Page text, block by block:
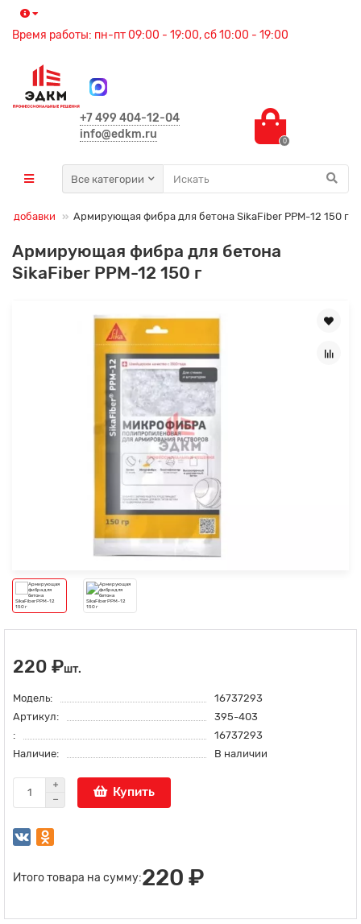
Время работы: пн-пт 09:00 - 19:00, сб 10:00 - 19:00
+7 499 404-12-04
info@edkm.ru
0
Все категории
добавки Армирующая фибра для бетона SikaFiber PPM-12 150 г
Армирующая фибра для бетона
SikaFiber PPM-12 150 г
220 ₽шт.
Модель:
16737293
Артикул:
395-403
:
16737293
Наличие:
В наличии
Купить
Итого товара на сумму:220 ₽